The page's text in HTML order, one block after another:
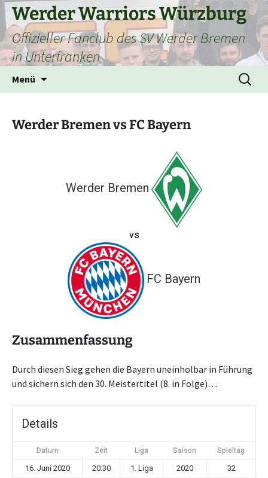
Zum
Inhalt
springen
Werder Warriors Würzburg
Offizieller Fanclub des SV Werder Bremen
in Unterfranken
Menü
Suchen
nach:
Werder Bremen vs FC Bayern
Werder Bremen
vs
FC Bayern
Zusammenfassung
Durch diesen Sieg gehen die Bayern uneinholbar in Führung
und sichern sich den 30. Meistertitel (8. in Folge)…
Details
Datum Zeit Liga Saison Spieltag
16. Juni 2020 20:30 1. Liga 2020 32